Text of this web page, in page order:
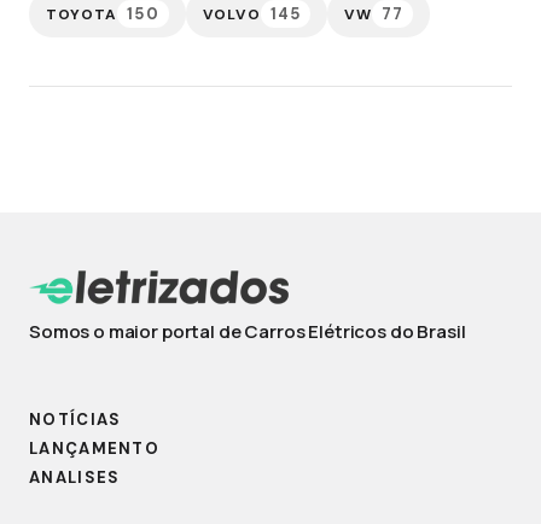
TOYOTA 150 VOLVO 145 VW 77
Somos o maior portal de Carros Elétricos do Brasil
NOTÍCIAS
LANÇAMENTO
ANALISES